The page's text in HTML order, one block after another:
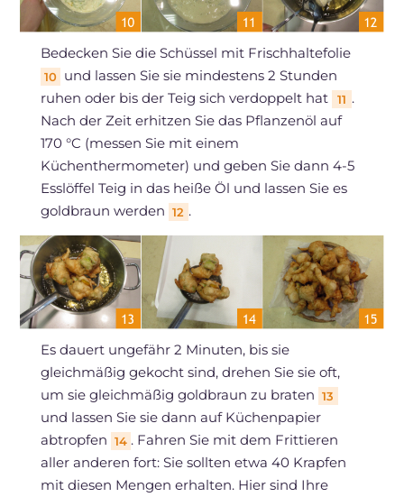
Bedecken Sie die Schüssel mit Frischhaltefolie
10 und lassen Sie sie mindestens 2 Stunden
ruhen oder bis der Teig sich verdoppelt hat
11 .
Nach der Zeit erhitzen Sie das Pflanzenöl auf
170 °C (messen Sie mit einem
Küchenthermometer) und geben Sie dann 4-5
Esslöffel Teig in das heiße Öl und lassen Sie es
goldbraun werden 12 .
Es dauert ungefähr 2 Minuten, bis sie
gleichmäßig gekocht sind, drehen Sie sie oft,
um sie gleichmäßig goldbraun zu braten 13
und lassen Sie sie dann auf Küchenpapier
abtropfen 14 . Fahren Sie mit dem Frittieren
aller anderen fort: Sie sollten etwa 40 Krapfen
mit diesen Mengen erhalten. Hier sind Ihre